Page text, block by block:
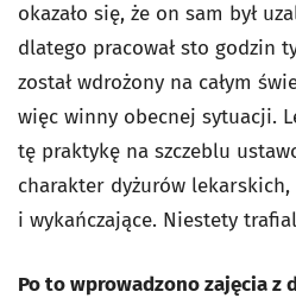
okazało się, że on sam był
dlatego pracował sto godzin
został wdrożony na całym
więc winny obecnej sytuacji.
tę praktykę na szczeblu
charakter dyżurów
i wykańczające. Niestety
Po to wprowadzono zajęcia z